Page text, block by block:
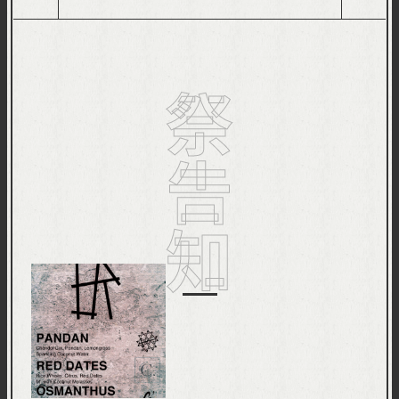
news&event
祭告知
Nayuta Information
LAUT at Nayuta